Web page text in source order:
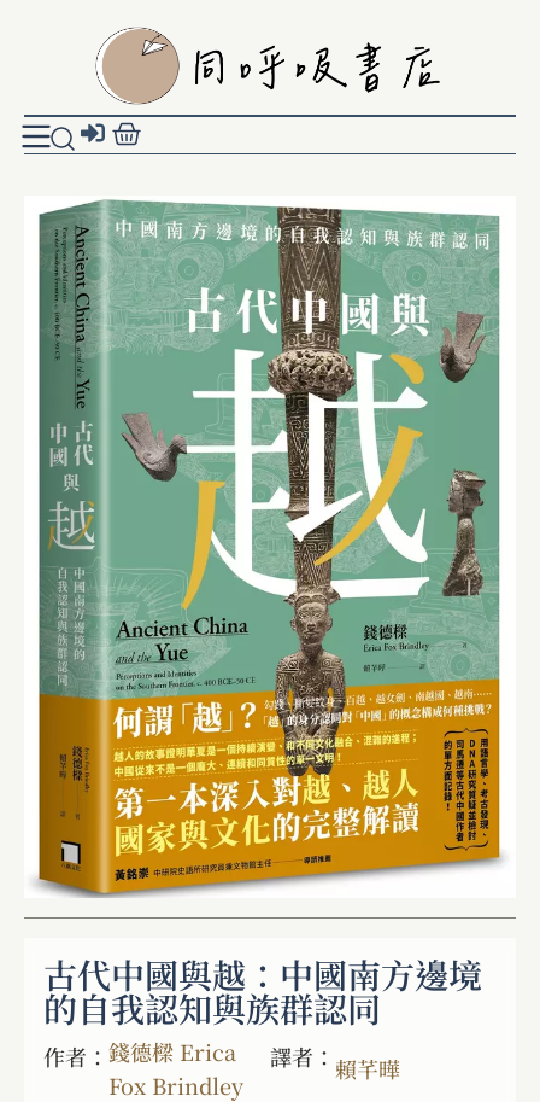
古代中國與越：中國南方邊境
的自我認知與族群認同
作者： 錢德樑 Erica
Fox Brindley
譯者： 賴芊曄